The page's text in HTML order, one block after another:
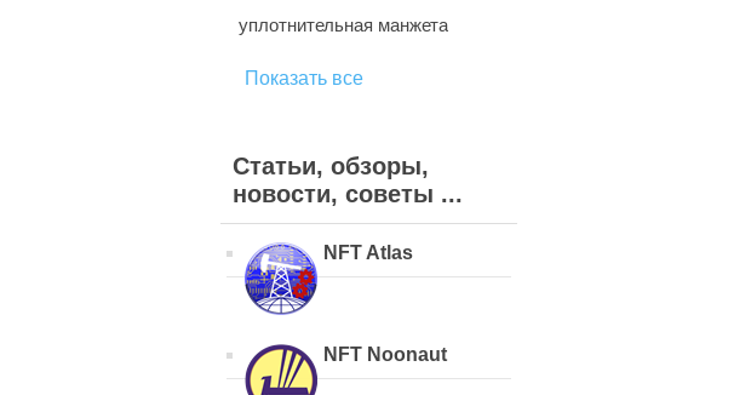
уплотнительная манжета
Показать все
Статьи, обзоры,
новости, советы ...
NFT Atlas
NFT Noonaut